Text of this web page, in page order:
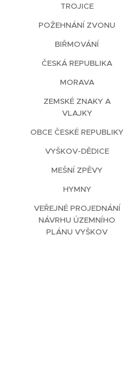
TROJICE
POŽEHNÁNÍ ZVONU
BIŘMOVÁNÍ
ČESKÁ REPUBLIKA
MORAVA
ZEMSKÉ ZNAKY A
VLAJKY
OBCE ČESKÉ REPUBLIKY
VYŠKOV-DĚDICE
MEŠNÍ ZPĚVY
HYMNY
VEŘEJNÉ PROJEDNÁNÍ
NÁVRHU ÚZEMNÍHO
PLÁNU VYŠKOV